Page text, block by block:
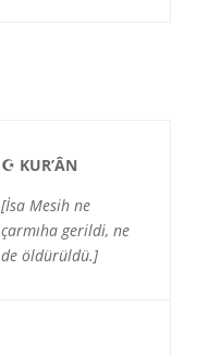
☪ KUR’ÂN
[İsa Mesih ne
çarmıha gerildi, ne
de öldürüldü.]